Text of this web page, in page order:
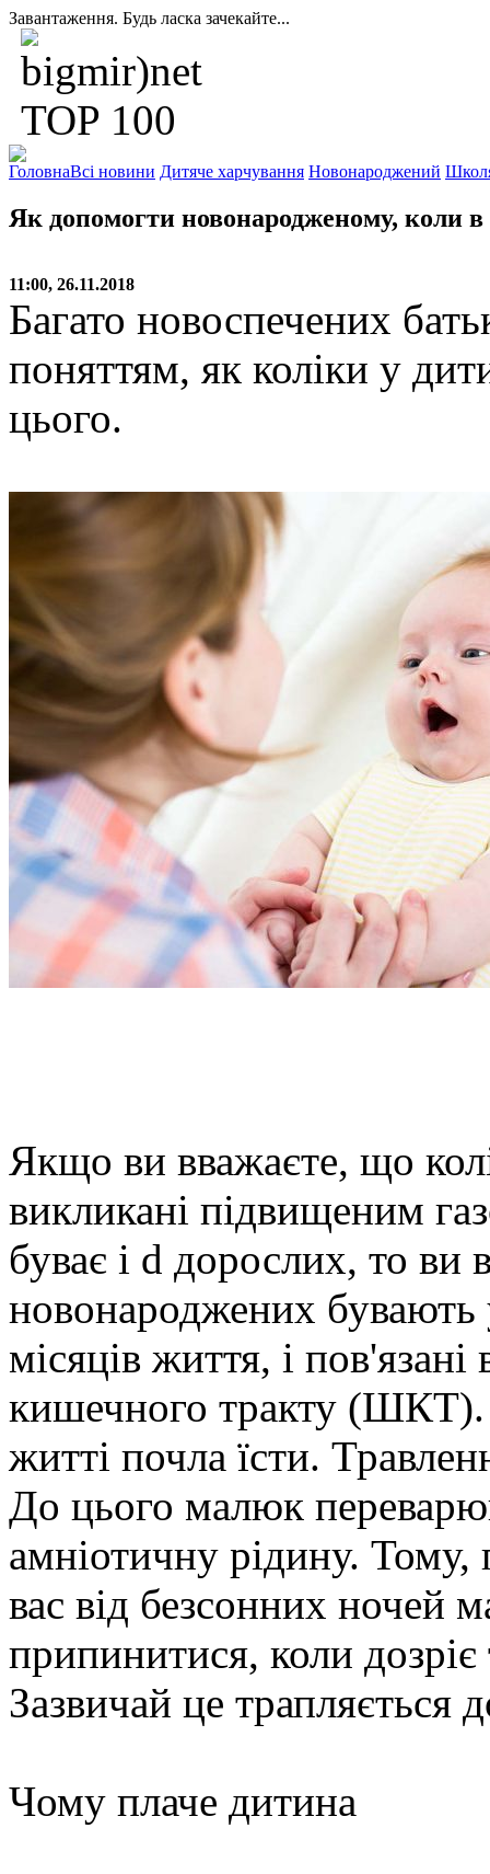
Завантаження. Будь ласка зачекайте...
ГоловнаВсі новини Дитяче харчування Новонароджений
Як допомогти новонародженому, коли в
11:00, 26.11.2018
Багато новоспечених
поняттям, як коліки у
цього.
Якщо ви вважаєте, що
викликані підвищеним
буває і d дорослих, то ви
новонароджених бувають
місяців життя, і
кишечного тракту
житті почла їсти.
До цього малюк
амніотичну рідину. Тому,
вас від безсонних ночей
припинитися, коли
Зазвичай це трапляється
Чому плаче дитина